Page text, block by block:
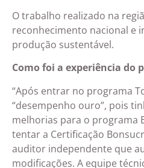
O trabalho realizado na
reconhecimento nacional e
produção sustentável.
Como foi a experiência do
“Após entrar no programa
“desempenho ouro”, pois
melhorias para o programa
tentar a Certificação
auditor independente que
modificações. A equipe